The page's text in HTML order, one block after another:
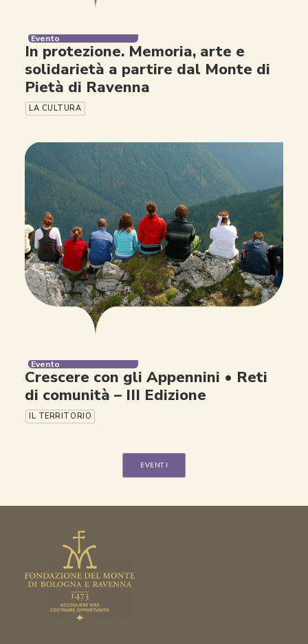
Evento
In protezione. Memoria, arte e
solidarietà a partire dal Monte di
Pietà di Ravenna
LA CULTURA
Evento
Crescere con gli Appennini • Reti
di comunità – III Edizione
IL TERRITORIO
EVENTI